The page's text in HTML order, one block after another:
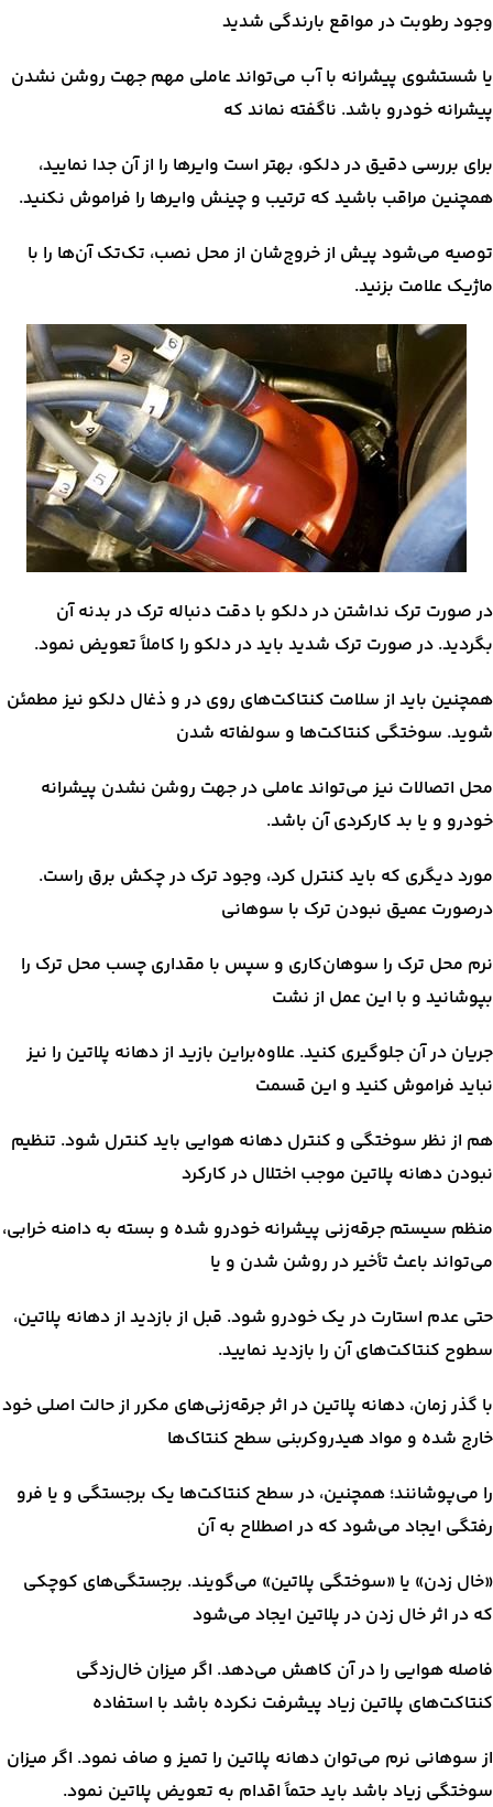
وجود رطوبت در مواقع بارندگی شدید
یا شستشوی پیشرانه با آب می‌تواند عاملی مهم جهت روشن نشدن
پیشرانه خودرو باشد. ناگفته نماند که
برای بررسی دقیق در دلکو، بهتر است وایرها را از آن جدا نمایید،
همچنین مراقب باشید که ترتیب و چینش وایرها را فراموش نکنید.
توصیه می‌شود پیش از خروج‌شان از محل نصب، تک‌تک آن‌ها را با
ماژیک علامت بزنید.
در صورت ترک نداشتن در دلکو با دقت دنباله ترک در بدنه آن
بگردید. در صورت ترک شدید باید در دلکو را کاملاً تعویض نمود.
همچنین باید از سلامت کنتاکت‌های روی در و ذغال دلکو نیز مطمئن
شوید. سوختگی کنتاکت‌ها و سولفاته شدن
محل اتصالات نیز می‌تواند عاملی در جهت روشن نشدن پیشرانه
خودرو و یا بد کارکردی آن باشد.
مورد دیگری که باید کنترل کرد، وجود ترک در چکش برق راست.
درصورت عمیق نبودن ترک با سوهانی
نرم محل ترک را سوهان‌کاری و سپس با مقداری چسب محل ترک را
بپوشانید و با این عمل از نشت
جریان در آن جلوگیری کنید. علاوه‌براین بازید از دهانه پلاتین را نیز
نباید فراموش کنید و این قسمت
هم از نظر سوختگی و کنترل دهانه هوایی باید کنترل شود. تنظیم
نبودن دهانه پلاتین موجب اختلال در کارکرد
منظم سیستم جرقه‌زنی پیشرانه خودرو شده و بسته به دامنه خرابی،
می‌تواند باعث تأخیر در روشن شدن و یا
حتی عدم استارت در یک خودرو شود. قبل از بازدید از دهانه پلاتین،
سطوح کنتاکت‌های آن را بازدید نمایید.
با گذر زمان، دهانه پلاتین در اثر جرقه‌زنی‌های مکرر از حالت اصلی خود
خارج شده و مواد هیدروکربنی سطح کنتاک‌ها
را می‌پوشانند؛ همچنین، در سطح کنتاکت‌ها یک برجستگی و یا فرو
رفتگی ایجاد می‌شود که در اصطلاح به آن
«خال زدن» یا «سوختگی پلاتین» می‌گویند. برجستگی‌های کوچکی
که در اثر خال زدن در پلاتین ایجاد می‌شود
فاصله هوایی را در آن کاهش می‌دهد. اگر میزان خال‌زدگی
کنتاکت‌های پلاتین زیاد پیشرفت نکرده باشد با استفاده
از سوهانی نرم می‌توان دهانه پلاتین را تمیز و صاف نمود. اگر میزان
سوختگی زیاد باشد باید حتماً اقدام به تعویض پلاتین نمود.